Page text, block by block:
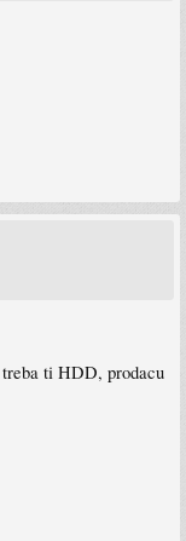
ti HDD, prodacu